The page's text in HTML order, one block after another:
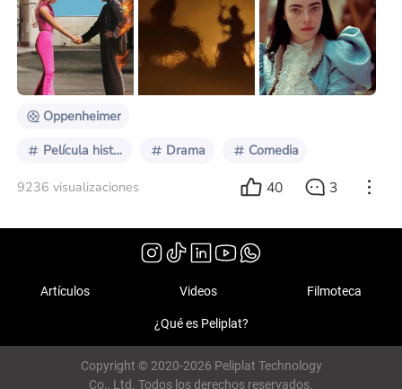
películas, quizás más interesante que en años previos,
por lo que haremos un breve repaso de cada una de
ellas. Muchas ya tuvieron su propia reseña, que
pueden encontrar en este mismo canal. Siga el baile
Em
Oppenheimer
Película histórica Drama Comedia
9236 visualizaciones 40 3
Artículos Videos Filmoteca
¿Qué es Peliplat?
Copyright © 2020-2026 Peliplat Technology
Co., Ltd. Todos los derechos reservados.